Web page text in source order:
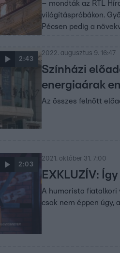
– mondták az RTL
világításpróbákon.
Pécsen pedig a
2:43
2022. augusztus 9. 16:47
Színházi
energiaárak
Az összes felnőtt
2:03
2021. október 31. 7:00
EXKLUZÍV:
A humorista fiatalkori
csak nem éppen úgy,